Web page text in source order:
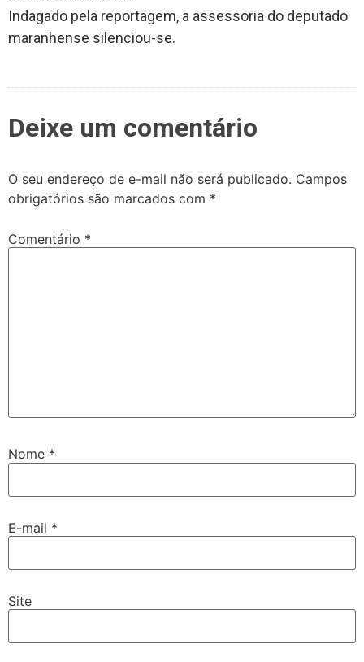
Indagado pela reportagem, a assessoria do deputado
maranhense silenciou-se.
Deixe um comentário
O seu endereço de e-mail não será publicado. Campos
obrigatórios são marcados com *
Comentário *
Nome *
E-mail *
Site